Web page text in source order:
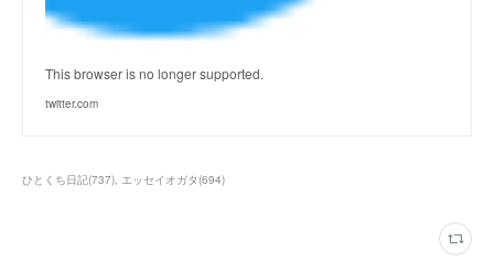
This browser is no longer supported.
twitter.com
ひとくち日記(737) エッセイオガタ(694)